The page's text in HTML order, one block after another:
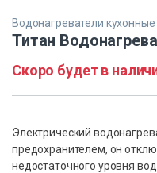
Водонагреватели кухонные
Титан
Скоро будет в
Электрический
предохранителем, он
недостаточного уровня